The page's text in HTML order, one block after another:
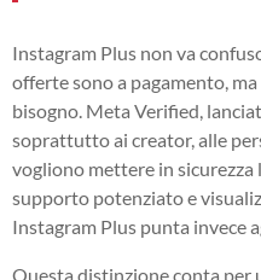
Instagram Plus non va
offerte sono a pagamento,
bisogno. Meta Verified,
soprattutto ai creator, alle
vogliono mettere in sicurezza
supporto potenziato e
Instagram Plus punta invece
Questa distinzione conta per